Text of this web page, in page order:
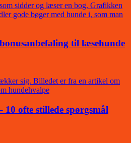
til læsehunde
ofte stillede spørgsmål